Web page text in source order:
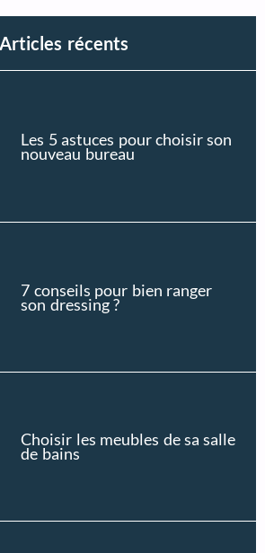
Articles récents
Les 5 astuces pour choisir son
nouveau bureau
7 conseils pour bien ranger
son dressing ?
Choisir les meubles de sa salle
de bains